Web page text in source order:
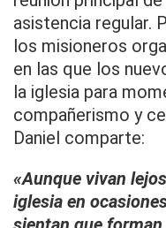
asistencia regular.
los misioneros
en las que los
la iglesia para
compañerismo y
Daniel comparte:
«Aunque vivan
iglesia en